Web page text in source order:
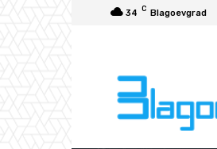
34 C Blagoevgrad